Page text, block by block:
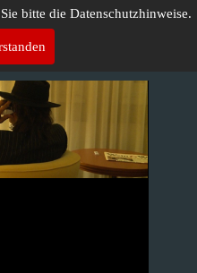
bitte die Datenschutzhinweise.